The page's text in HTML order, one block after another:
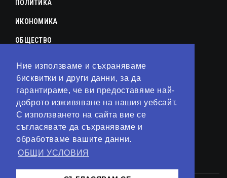
Ние използваме и съхраняваме
бисквитки и други данни, за да
гарантираме, че ви предоставяме най-
доброто изживяване на нашия уебсайт.
С използването на сайта вие се
съгласявате да съхраняваме и
обработваме вашите данни.
ОБЩИ УСЛОВИЯ
ПОЛИТИКА
ИКОНОМИКА
ОБЩЕСТВО
КУЛТУРА
ЛАЙФСТАЙЛ
ТЕХНОЛОГИИ
АНАЛИЗИ
СВЯТ